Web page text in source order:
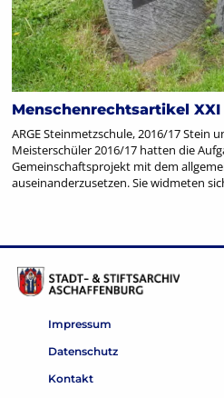
Menschenrechtsartikel XXI
ARGE Steinmetzschule, 2016/17 Stein
Meisterschüler 2016/17 hatten die
Gemeinschaftsprojekt mit dem
auseinanderzusetzen. Sie widmeten
Impressum
Datenschutz
Kontakt